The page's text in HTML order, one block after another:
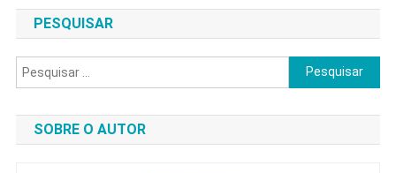
PESQUISAR
Pesquisar
por:
SOBRE O AUTOR